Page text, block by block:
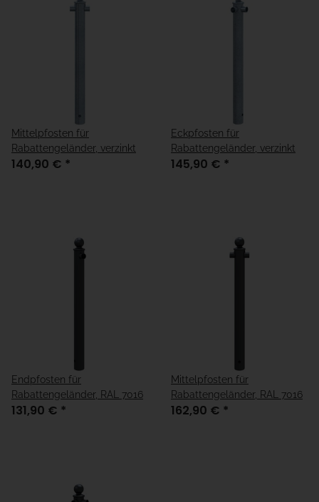
Mittelpfosten für
Rabattengeländer, verzinkt
140,90 € *
Eckpfosten für
Rabattengeländer, verzinkt
145,90 € *
Endpfosten für
Rabattengeländer, RAL 7016
131,90 € *
Mittelpfosten für
Rabattengeländer, RAL 7016
162,90 € *